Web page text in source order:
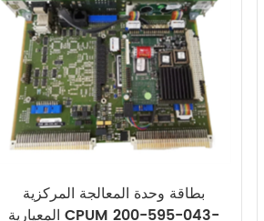
بطاقة وحدة المعالجة المركزية
المعيارية CPUM 200-595-043-